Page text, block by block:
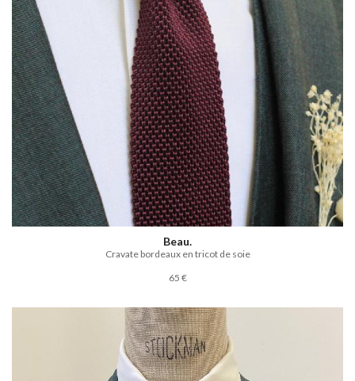
Beau.
Cravate bordeaux en tricot de soie
65 €